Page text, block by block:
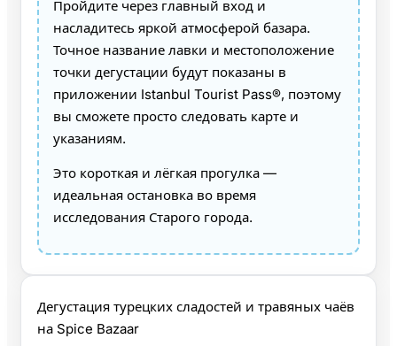
Пройдите через главный вход и
насладитесь яркой атмосферой базара.
Точное название лавки и местоположение
точки дегустации будут показаны в
приложении Istanbul Tourist Pass®, поэтому
вы сможете просто следовать карте и
указаниям.
Это короткая и лёгкая прогулка —
идеальная остановка во время
исследования Старого города.
Дегустация турецких сладостей и травяных чаёв
на Spice Bazaar